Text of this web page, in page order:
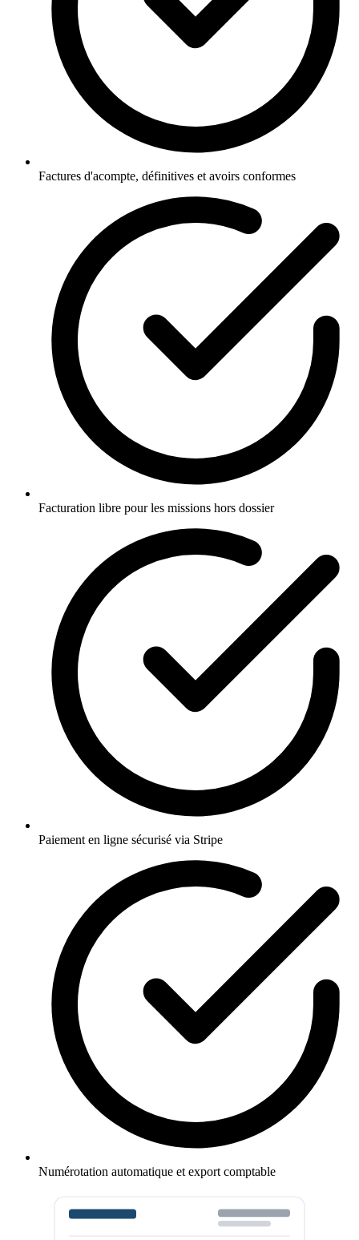
Factures d'acompte, définitives et avoirs conformes
Facturation libre pour les missions hors dossier
Paiement en ligne sécurisé via Stripe
Numérotation automatique et export comptable